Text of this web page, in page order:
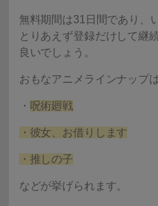
無料期間は31日間であり、
とりあえず登録だけして継
良いでしょう。
おもなアニメラインナップは
・ 呪術廻戦
・彼女、お借りします
・推しの子
などが挙げられます。